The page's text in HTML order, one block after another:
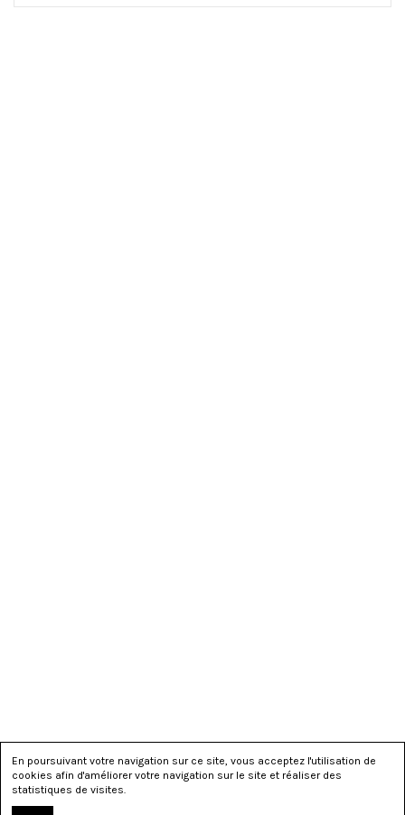
En poursuivant votre navigation sur ce site, vous acceptez l'utilisation de
cookies afin d'améliorer votre navigation sur le site et réaliser des
statistiques de visites.